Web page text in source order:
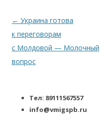
Навигация по записям
← Украина готова
к переговорам
с Молдовой — Молочный
вопрос
Тел: 89111567557
info@vmigspb.ru